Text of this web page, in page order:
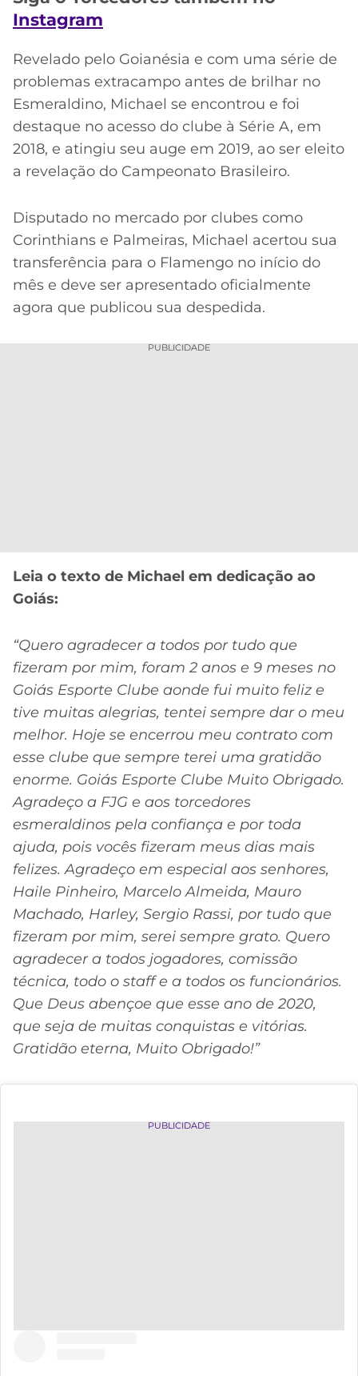
ATLÉTICO
CRUZEIRO
Instagram
Revelado pelo Goianésia e com uma série de
problemas extracampo antes de brilhar no
Esmeraldino, Michael se encontrou e foi
destaque no acesso do clube à Série A, em
2018, e atingiu seu auge em 2019, ao ser eleito
a revelação do Campeonato Brasileiro.
Disputado no mercado por clubes como
Corinthians e Palmeiras, Michael acertou sua
transferência para o Flamengo no início do
mês e deve ser apresentado oficialmente
agora que publicou sua despedida.
PUBLICIDADE
Leia o texto de Michael em dedicação ao
Goiás:
“Quero agradecer a todos por tudo que
fizeram por mim, foram 2 anos e 9 meses no
Goiás Esporte Clube aonde fui muito feliz e
tive muitas alegrias, tentei sempre dar o meu
melhor. Hoje se encerrou meu contrato com
esse clube que sempre terei uma gratidão
enorme. Goiás Esporte Clube Muito Obrigado.
Agradeço a FJG e aos torcedores
esmeraldinos pela confiança e por toda
ajuda, pois vocês fizeram meus dias mais
felizes. Agradeço em especial aos senhores,
Haile Pinheiro, Marcelo Almeida, Mauro
Machado, Harley, Sergio Rassi, por tudo que
fizeram por mim, serei sempre grato. Quero
agradecer a todos jogadores, comissão
técnica, todo o staff e a todos os funcionários.
Que Deus abençoe que esse ano de 2020,
que seja de muitas conquistas e vitórias.
Gratidão eterna, Muito Obrigado!”
PUBLICIDADE